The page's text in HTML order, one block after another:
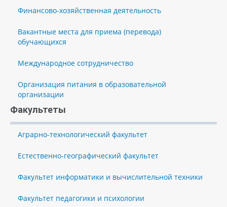
Финансово-хозяйственная деятельность
Вакантные места для приема (перевода)
обучающихся
Международное сотрудничество
Организация питания в образовательной
организации
Факультеты
Аграрно-технологический факультет
Естественно-географический факультет
Факультет информатики и вычислительной техники
Факультет педагогики и психологии